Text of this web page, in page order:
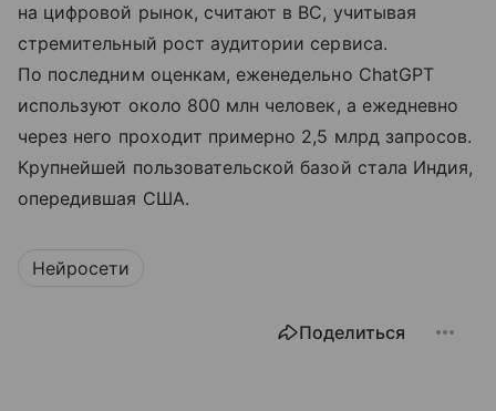
на цифровой рынок, считают в BC, учитывая
стремительный рост аудитории сервиса.
По последним оценкам, еженедельно ChatGPT
используют около 800 млн человек, а ежедневно
через него проходит примерно 2,5 млрд запросов.
Крупнейшей пользовательской базой стала Индия,
опередившая США.
Нейросети
Поделиться